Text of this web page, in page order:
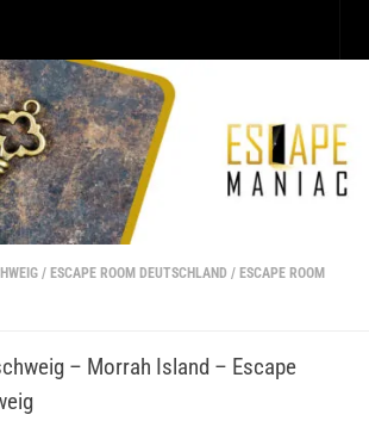
/ ESCAPE ROOM DEUTSCHLAND / ESCAPE ROOM
– Morrah Island – Escape